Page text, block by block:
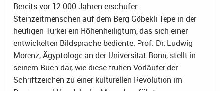
Bereits vor 12.000 Jahren erschufen
Steinzeitmenschen auf dem Berg Göbekli Tepe in der
heutigen Türkei ein Höhenheiligtum, das sich einer
entwickelten Bildsprache bediente. Prof. Dr. Ludwig
Morenz, Ägyptologe an der Universität Bonn, stellt in
seinem Buch dar, wie diese frühen Vorläufer der
Schriftzeichen zu einer kulturellen Revolution im